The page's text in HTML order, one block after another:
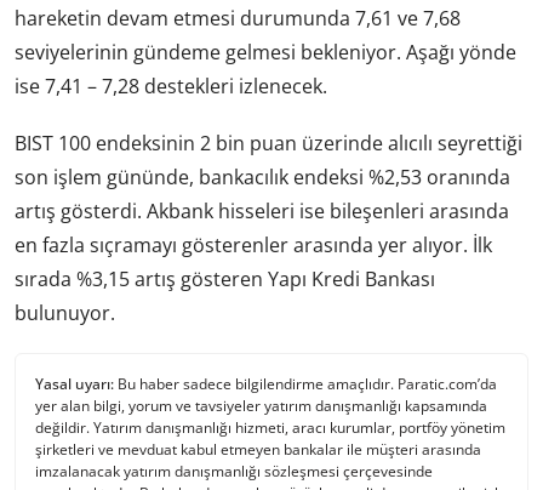
hareketin devam etmesi durumunda 7,61 ve 7,68
seviyelerinin gündeme gelmesi bekleniyor. Aşağı yönde
ise 7,41 – 7,28 destekleri izlenecek.
BIST 100 endeksinin 2 bin puan üzerinde alıcılı seyrettiği
son işlem gününde, bankacılık endeksi %2,53 oranında
artış gösterdi. Akbank hisseleri ise bileşenleri arasında
en fazla sıçramayı gösterenler arasında yer alıyor. İlk
sırada %3,15 artış gösteren Yapı Kredi Bankası
bulunuyor.
Yasal uyarı: Bu haber sadece bilgilendirme amaçlıdır. Paratic.com’da
yer alan bilgi, yorum ve tavsiyeler yatırım danışmanlığı kapsamında
değildir. Yatırım danışmanlığı hizmeti, aracı kurumlar, portföy yönetim
şirketleri ve mevduat kabul etmeyen bankalar ile müşteri arasında
imzalanacak yatırım danışmanlığı sözleşmesi çerçevesinde